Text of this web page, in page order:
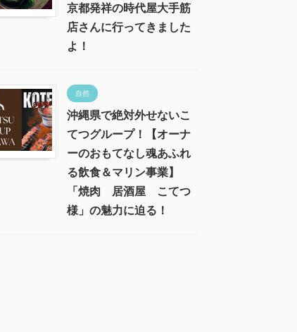
京都発祥の時代屋大手筋
店さんに行ってきました
よ！
自然
沖縄県で絶対外せないこ
てつグループ！【オーナ
ーのおもてなし魂あふれ
る飲食＆マリン事業】
「焼肉 居酒屋 こてつ
様」の魅力に迫る！